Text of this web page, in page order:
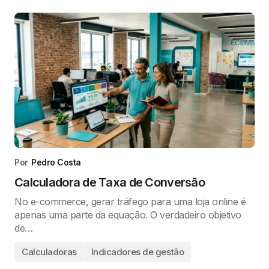
Por Pedro Costa
Calculadora de Taxa de Conversão
No e-commerce, gerar tráfego para uma loja online é
apenas uma parte da equação. O verdadeiro objetivo
de…
Calculadoras Indicadores de gestão